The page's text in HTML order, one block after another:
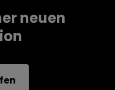
neuen